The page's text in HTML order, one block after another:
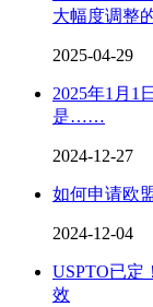
大幅度调整
2025-04-29
2025年1月1
是……
2024-12-27
如何申请欧
2024-12-04
USPTO已定
效